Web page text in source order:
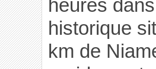
heures
historique
km de